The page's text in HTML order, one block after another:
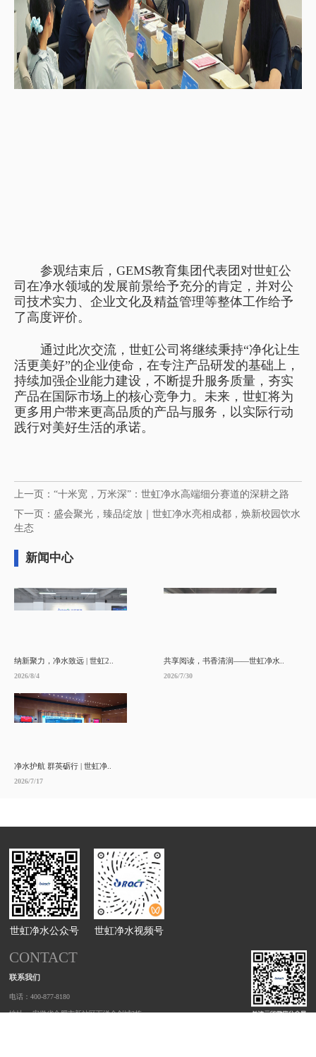
参观结束后，GEMS教育集团代表团对世虹公
司在净水领域的发展前景给予充分的肯定，并对公
司技术实力、企业文化及精益管理等整体工作给予
了高度评价。
通过此次交流，世虹公司将继续秉持“净化让生
活更美好”的企业使命，在专注产品研发的基础上，
持续加强企业能力建设，不断提升服务质量，夯实
产品在国际市场上的核心竞争力。未来，世虹将为
更多用户带来更高品质的产品与服务，以实际行动
践行对美好生活的承诺。
上一页：“十米宽，万米深”：世虹净水高端细分赛道的深耕之路
下一页：盛会聚光，臻品绽放｜世虹净水亮相成都，焕新校园饮水
生态
新闻中心
纳新聚力，净水致远 | 世虹2..
2026/8/4
共享阅读，书香清润——世虹净水..
2026/7/30
净水护航 群英砺行 | 世虹净..
2026/7/17
世虹净水公众号 世虹净水视频号
CONTACT
联系我们
电话：400-877-8180
地址： 安徽省合肥市新站区万洋众创城3栋